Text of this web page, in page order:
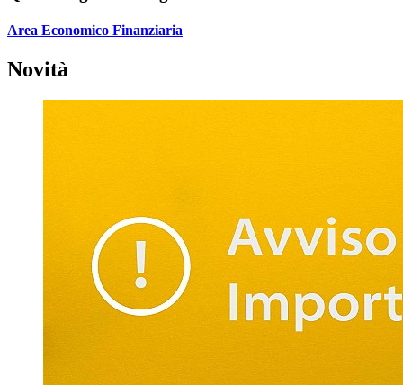
Area Economico Finanziaria
Novità